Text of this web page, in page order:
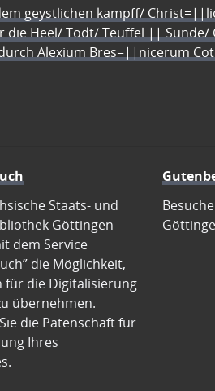
geystlichen kampff/
Heel/ Todt/ Teuffel ||
Alexium Bres=||nicerum
Staats- und
Göttingen
dem Service
die Möglichkeit,
für die Digitalisierung
übernehmen.
die Patenschaft für
Ihres